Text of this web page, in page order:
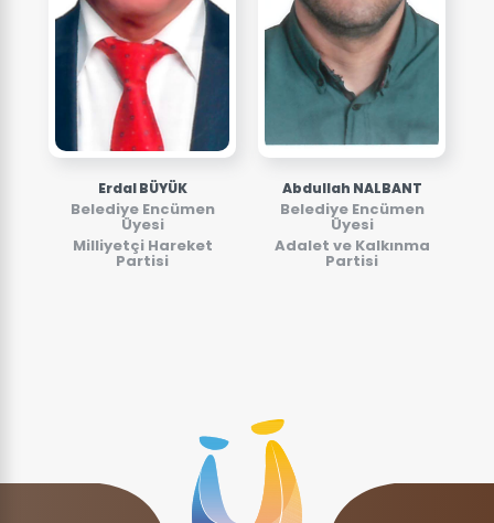
Erdal BÜYÜK
Belediye Encümen
Üyesi
Milliyetçi Hareket
Partisi
Abdullah NALBANT
Belediye Encümen
Üyesi
Adalet ve Kalkınma
Partisi